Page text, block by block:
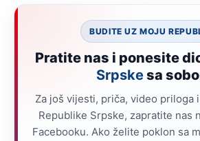
BUDITE UZ MOJU
Pratite nas i ponesite
Srpskesa
Za još vijesti, priča, video priloga
Republike Srpske, zapratite nas
Facebooku. Ako želite poklon sa